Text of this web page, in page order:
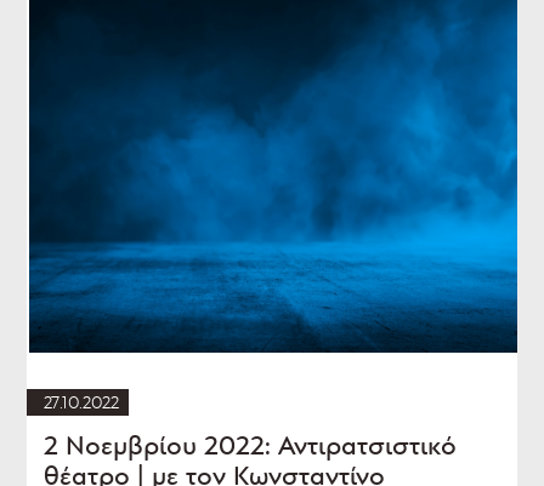
27.10.2022
2 Νοεμβρίου 2022: Αντιρατσιστικό
θέατρο | με τον Κωνσταντίνο